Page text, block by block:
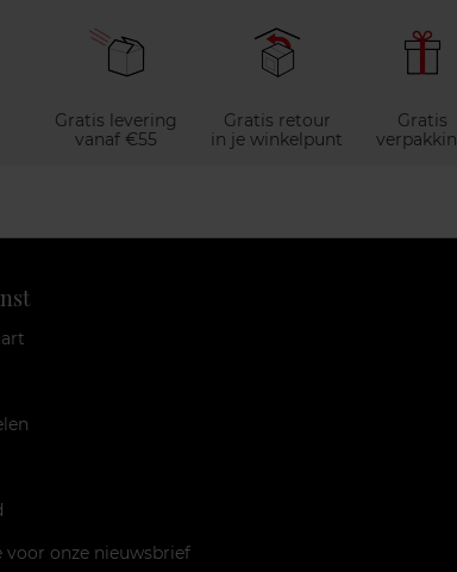
Gratis levering
vanaf €55
Gratis retour
in je winkelpunt
Gratis
voor onze nieuwsbrief